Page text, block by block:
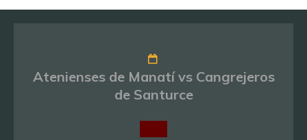
Atenienses de Manatí vs Cangrejeros
de Santurce